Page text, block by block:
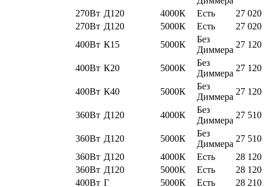
270Вт Д120 4000К Есть
27 020
270Вт Д120 5000К Есть
27 020
400Вт К15 5000К
Без
Диммера
27 120
400Вт К20 5000К
Без
Диммера
27 120
400Вт К40 5000К
Без
Диммера
27 120
360Вт Д120 4000К
Без
Диммера
27 510
360Вт Д120 5000К
Без
Диммера
27 510
360Вт Д120 4000К Есть
28 120
360Вт Д120 5000К Есть
28 120
400Вт Г 5000К Есть
28 210